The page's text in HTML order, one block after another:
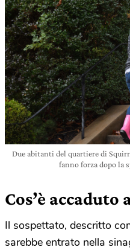
Due abitanti del quartiere di
fanno forza dopo la
Cos’è
Il sospettato, descritto
sarebbe entrato nella